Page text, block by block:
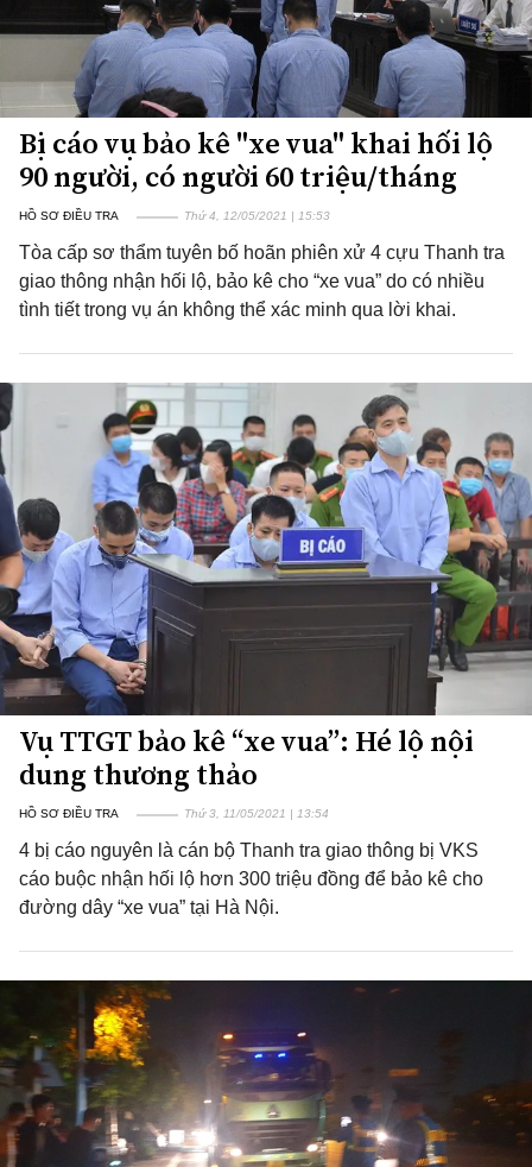
Bị cáo vụ bảo kê "xe vua" khai hối lộ
90 người, có người 60 triệu/tháng
HỒ SƠ ĐIỀU TRA Thứ 4, 12/05/2021 | 15:53
Tòa cấp sơ thẩm tuyên bố hoãn phiên xử 4 cựu Thanh tra
giao thông nhận hối lộ, bảo kê cho “xe vua” do có nhiều
tình tiết trong vụ án không thể xác minh qua lời khai.
Vụ TTGT bảo kê “xe vua”: Hé lộ nội
dung thương thảo
HỒ SƠ ĐIỀU TRA Thứ 3, 11/05/2021 | 13:54
4 bị cáo nguyên là cán bộ Thanh tra giao thông bị VKS
cáo buộc nhận hối lộ hơn 300 triệu đồng để bảo kê cho
đường dây “xe vua” tại Hà Nội.